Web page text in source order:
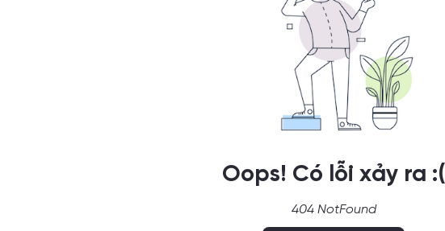
Oops! Có lỗi xảy ra :(
404 NotFound